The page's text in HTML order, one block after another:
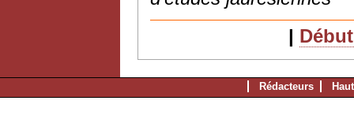
|
Rédacteurs